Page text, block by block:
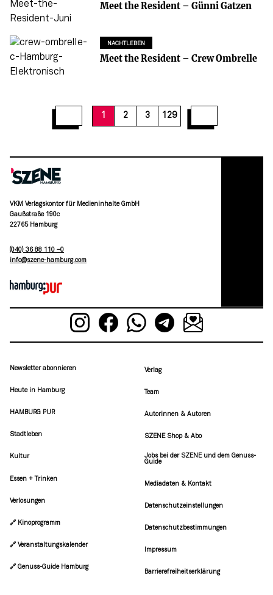
Meet the Resident – Günni Gatzen
NACHTLEBEN
Meet the Resident – Crew Ombrelle
1 2 3 129
13 1516 17 19
VKM Verlagskontor für Medieninhalte GmbH
Gaußstraße 190c
22765 Hamburg
(040) 36 88 110 –0
moc.grubmah-enezs@ofni
Newsletter abonnieren
Heute in Hamburg
HAMBURG PUR
Stadtleben
Kultur
Essen + Trinken
Verlosungen
🔗 Kinoprogramm
🔗 Veranstaltungskalender
🔗 Genuss-Guide Hamburg
Verlag
Team
Autorinnen & Autoren
SZENE Shop & Abo
Jobs bei der SZENE und dem Genuss-
Guide
Mediadaten & Kontakt
Datenschutzeinstellungen
Datenschutzbestimmungen
Impressum
Barrierefreiheitserklärung